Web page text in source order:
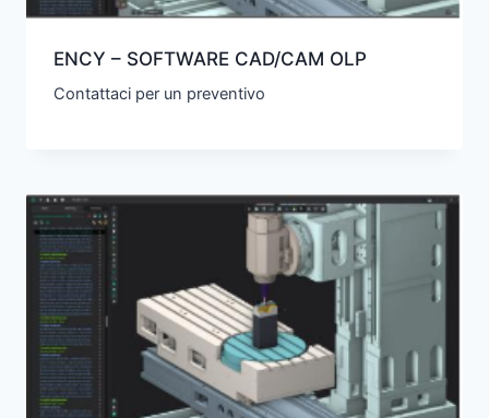
ENCY – SOFTWARE CAD/CAM OLP
Contattaci per un preventivo